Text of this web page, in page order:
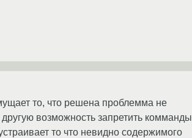
то, что решена проблемма не
возможность запретить комманды
то что невидно содержимого